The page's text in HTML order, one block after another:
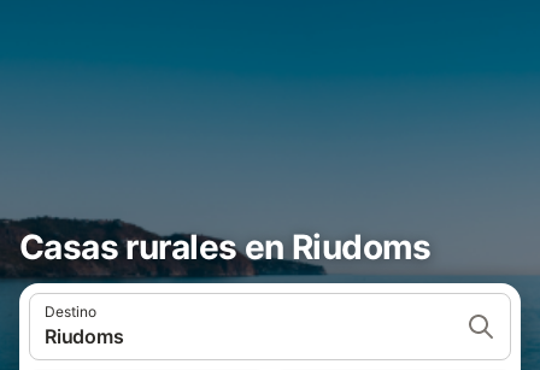
Casas rurales en Riudoms
Destino
Riudoms